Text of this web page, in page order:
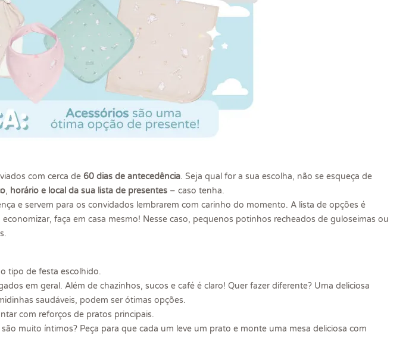
com cerca de 60 dias de antecedência. Seja qual for a sua escolha, não se esqueça de
, horário e local da sua lista de presentes – caso tenha.
e servem para os convidados lembrarem com carinho do momento. A lista de opções é
faça em casa mesmo! Nesse caso, pequenos potinhos recheados de guloseimas ou
tipo de festa escolhido.
em geral. Além de chazinhos, sucos e café é claro! Quer fazer diferente? Uma deliciosa
saudáveis, podem ser ótimas opções.
com reforços de pratos principais.
muito íntimos? Peça para que cada um leve um prato e monte uma mesa deliciosa com